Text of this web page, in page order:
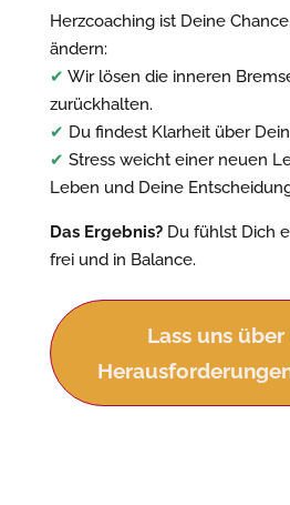
Herzcoaching ist Deine
ändern:
✔ Wir lösen die inneren
zurückhalten.
✔ Du findest Klarheit über
✔ Stress weicht einer neuen
Leben und Deine
Das Ergebnis?Du fühlst Dich
frei und in Balance.
Lass uns